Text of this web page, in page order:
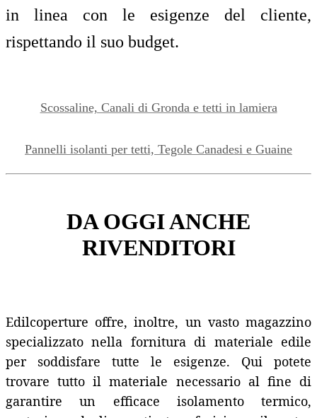
in linea con le esigenze del cliente,
rispettando il suo budget.
Scossaline, Canali di Gronda e tetti in lamiera
Pannelli isolanti per tetti, Tegole Canadesi e Guaine
DA OGGI ANCHE
RIVENDITORI
Edilcoperture offre, inoltre, un vasto magazzino
specializzato nella fornitura di materiale edile
per soddisfare tutte le esigenze. Qui potete
trovare tutto il materiale necessario al fine di
garantire un efficace isolamento termico,